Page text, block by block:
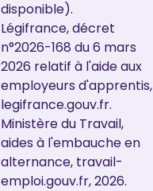
disponible).
Légifrance, décret
n°2026-168 du 6 mars
2026 relatif à l'aide aux
employeurs d'apprentis,
legifrance.gouv.fr.
Ministère du Travail,
aides à l'embauche en
alternance, travail-
emploi.gouv.fr, 2026.